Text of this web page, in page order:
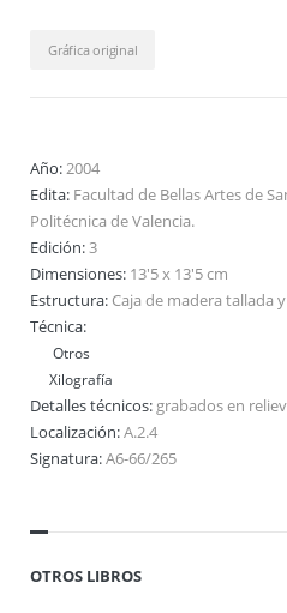
Gráfica original
Año:2004
Edita: Facultad de Bellas Artes de
Politécnica de Valencia.
Edición:3
Dimensiones: 13'5 x 13'5 cm
Estructura: Caja de madera tallada
Técnica:
Otros
Xilografía
Detalles técnicos: grabados en
Localización:A.2.4
Signatura:A6-66/265
OTROS LIBROS